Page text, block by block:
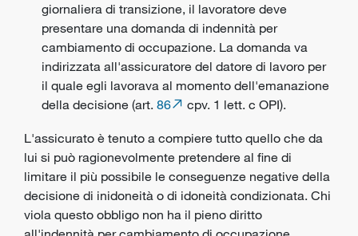
giornaliera di transizione, il lavoratore deve
presentare una domanda di indennità per
cambiamento di occupazione. La domanda va
indirizzata all'assicuratore del datore di lavoro per
il quale egli lavorava al momento dell'emanazione
della decisione (art. 86 cpv. 1 lett. c OPI).
L'assicurato è tenuto a compiere tutto quello che da
lui si può ragionevolmente pretendere al fine di
limitare il più possibile le conseguenze negative della
decisione di inidoneità o di idoneità condizionata. Chi
viola questo obbligo non ha il pieno diritto